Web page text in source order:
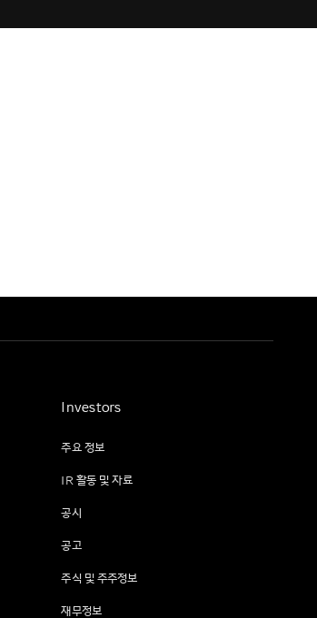
Investors
주요 정보
IR 활동 및 자료
공시
공고
주식 및 주주정보
재무정보